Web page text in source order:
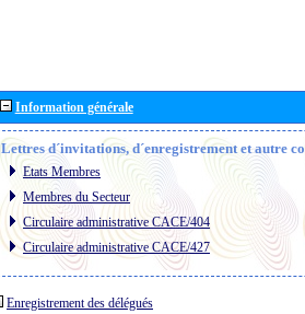
Information générale
Lettres d´invitations, d´enregistrement et autre
Etats Membres
Membres du Secteur
Circulaire administrative CACE/404
Circulaire administrative CACE/427
Enregistrement des délégués